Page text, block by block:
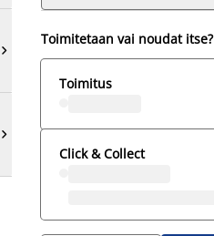


Toimitetaan vai noudat itse?
Toimitus
Click & Collect